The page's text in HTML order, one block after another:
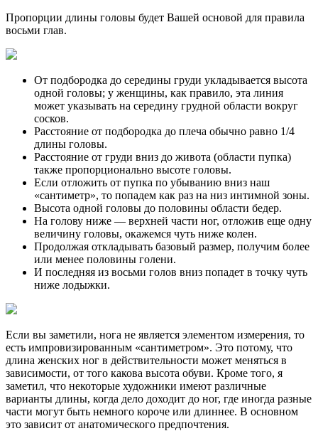
Пропорции длины головы будет Вашей основой для правила
восьми глав.
От подбородка до середины груди укладывается высота
одной головы; у женщины, как правило, эта линия
может указывать на середину грудной области вокруг
сосков.
Расстояние от подбородка до плеча обычно равно 1/4
длины головы.
Расстояние от груди вниз до живота (области пупка)
также пропорционально высоте головы.
Если отложить от пупка по убыванию вниз наш
«сантиметр», то попадем как раз на низ интимной зоны.
Высота одной головы до половины области бедер.
На голову ниже — верхней части ног, отложив еще одну
величину головы, окажемся чуть ниже колен.
Продолжая откладывать базовый размер, получим более
или менее половины голени.
И последняя из восьми голов вниз попадет в точку чуть
ниже лодыжки.
Если вы заметили, нога не является элементом измерения, то
есть импровизированным «сантиметром». Это потому, что
длина женских ног в действительности может меняться в
зависимости, от того какова высота обуви. Кроме того, я
заметил, что некоторые художники имеют различные
варианты длины, когда дело доходит до ног, где иногда разные
части могут быть немного короче или длиннее. В основном
это зависит от анатомического предпочтения.